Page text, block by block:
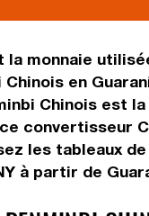
la monnaie
en
Chinois est
convertisseur
les tableaux
à partir de